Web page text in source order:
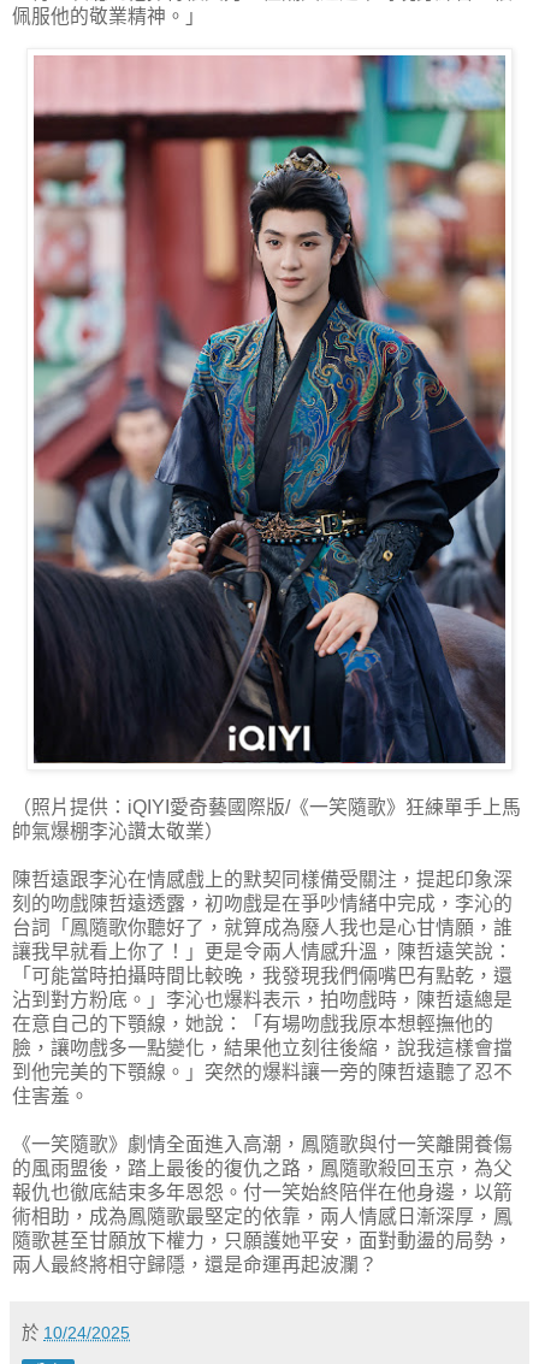
佩服他的敬業精神。」
（照片提供：iQIYI愛奇藝國際版/《一笑隨歌》狂練單手上馬
帥氣爆棚李沁讚太敬業）
陳哲遠跟李沁在情感戲上的默契同樣備受關注，提起印象深
刻的吻戲陳哲遠透露，初吻戲是在爭吵情緒中完成，李沁的
台詞「鳳隨歌你聽好了，就算成為廢人我也是心甘情願，誰
讓我早就看上你了！」更是令兩人情感升溫，陳哲遠笑說：
「可能當時拍攝時間比較晚，我發現我們倆嘴巴有點乾，還
沾到對方粉底。」李沁也爆料表示，拍吻戲時，陳哲遠總是
在意自己的下顎線，她說：「有場吻戲我原本想輕撫他的
臉，讓吻戲多一點變化，結果他立刻往後縮，說我這樣會擋
到他完美的下顎線。」突然的爆料讓一旁的陳哲遠聽了忍不
住害羞。
《一笑隨歌》劇情全面進入高潮，鳳隨歌與付一笑離開養傷
的風雨盟後，踏上最後的復仇之路，鳳隨歌殺回玉京，為父
報仇也徹底結束多年恩怨。付一笑始終陪伴在他身邊，以箭
術相助，成為鳳隨歌最堅定的依靠，兩人情感日漸深厚，鳳
隨歌甚至甘願放下權力，只願護她平安，面對動盪的局勢，
兩人最終將相守歸隱，還是命運再起波瀾？
於 10/24/2025